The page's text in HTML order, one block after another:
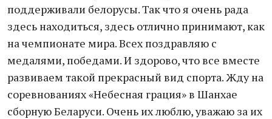
поддерживали белорусы. Так что я очень рада
здесь находиться, здесь отлично принимают, как
на чемпионате мира. Всех поздравляю с
медалями, победами. И здорово, что все вместе
развиваем такой прекрасный вид спорта. Жду на
соревнованиях «Небесная грация» в Шанхае
сборную Беларуси. Очень их люблю, уважаю за их